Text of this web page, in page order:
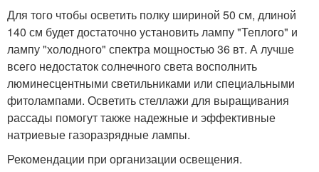
Для того чтобы осветить полку шириной 50 см, длиной
140 см будет достаточно установить лампу "Теплого" и
лампу "холодного" спектра мощностью 36 вт. А лучше
всего недостаток солнечного света восполнить
люминесцентными светильниками или специальными
фитолампами. Осветить стеллажи для выращивания
рассады помогут также надежные и эффективные
натриевые газоразрядные лампы.
Рекомендации при организации освещения.